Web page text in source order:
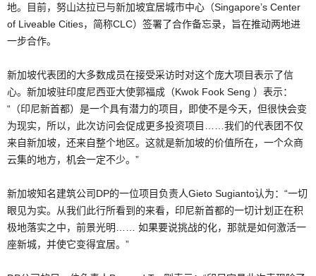
地。目前，努山达拉已与新加坡宜居城市中心（Singapore’s Center
of Liveable Cities，简称CLC）签署了合作备忘录，旨在推动两地进
一步合作。
新加坡代表团的大多数成员在接受采访时对这个庞大项目表示了信
心。新加坡驻印度尼西亚大使郭福成（Kwok Fook Seng ）表示：
“（印尼新首都）是一个具有潜力的项目，即使不是今天，但很快会变
为现实，所以，此次访问会促成更多投资项目……我们的代表团不仅
来自新加坡，还来自整个地区。这就是新加坡的价值所在，一个众商
云集的地方，机会一定不少。”
新加坡知名建筑公司DP的一位项目负责人Gieto Sugianto认为：“一切
眼见为实。从我们此行所看到的来看，印尼新首都的一切计划正在积
极地落实之中，前景光明…… 如果要说挑战的化，那就是如何激活一
座新城，并使它变得宜居。”